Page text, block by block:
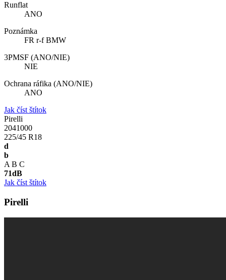
Runflat
ANO
Poznámka
FR r-f BMW
3PMSF (ANO/NIE)
NIE
Ochrana ráfika (ANO/NIE)
ANO
Jak číst štítok
Pirelli
2041000
225/45 R18
d
b
A B C
71dB
Jak číst štítok
Pirelli